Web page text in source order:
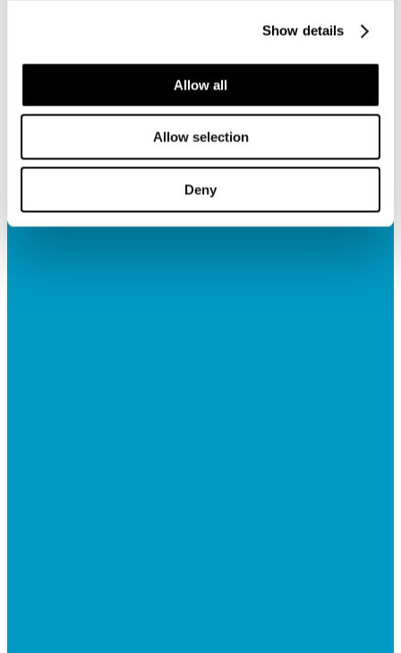
Show details
Allow all
Allow selection
Deny